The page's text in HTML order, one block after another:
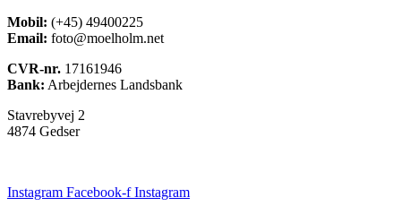
Mobil: (+45) 49400225
Email: foto@moelholm.net
CVR-nr. 17161946
Bank: Arbejdernes Landsbank
Stavrebyvej 2
4874 Gedser
Instagram Facebook-f Instagram